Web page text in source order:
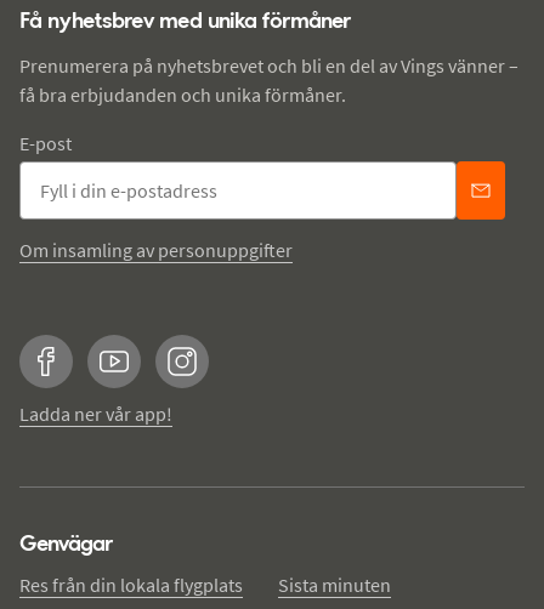
Få nyhetsbrev med unika förmåner
Prenumerera på nyhetsbrevet och bli en del av Vings vänner –
få bra erbjudanden och unika förmåner.
E-post
Om insamling av personuppgifter
FacebookYouTubeInstagram
Ladda ner vår app!
Genvägar
Res från din lokala flygplats
Sista minuten